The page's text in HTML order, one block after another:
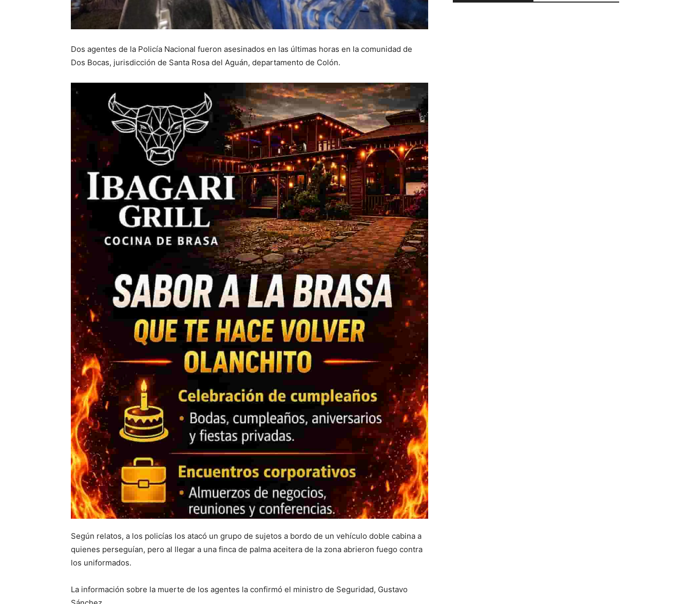
Dos agentes de la Policía Nacional fueron asesinados en las últimas horas en la comunidad de
Dos Bocas, jurisdicción de Santa Rosa del Aguán, departamento de Colón.
Según relatos, a los policías los atacó un grupo de sujetos a bordo de un vehículo doble cabina a
quienes perseguían, pero al llegar a una finca de palma aceitera de la zona abrieron fuego contra
los uniformados.
La información sobre la muerte de los agentes la confirmó el ministro de Seguridad, Gustavo